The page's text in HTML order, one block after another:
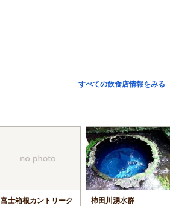
すべての飲食店情報をみる
富士箱根カントリーク
柿田川湧水群